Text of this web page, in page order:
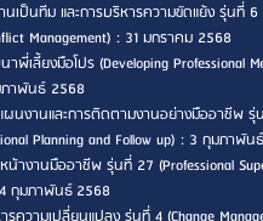
นเป็นทีม และการบริหารความขัดแย้ง รุ่นที่ 6
Management) : 31 มกราคม 2568
พี่เลี้ยงมือโปร (Developing Professional
าพันธ์ 2568
ผนงานและการติดตามงานอย่างมืออาชีพ รุ่
Planning and Follow up) : 3 กุมภาพั
น้างานมืออาชีพ รุ่นที่ 27 (Professional
กุมภาพันธ์ 2568